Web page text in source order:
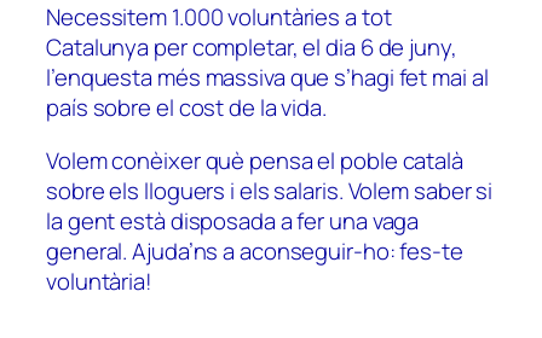
Necessitem 1.000 voluntàries a tot
Catalunya per completar, el dia 6 de juny,
l’enquesta més massiva que s’hagi fet mai al
país sobre el cost de la vida.
Volem conèixer què pensa el poble català
sobre els lloguers i els salaris. Volem saber si
la gent està disposada a fer una vaga
general. Ajuda’ns a aconseguir-ho: fes-te
voluntària!